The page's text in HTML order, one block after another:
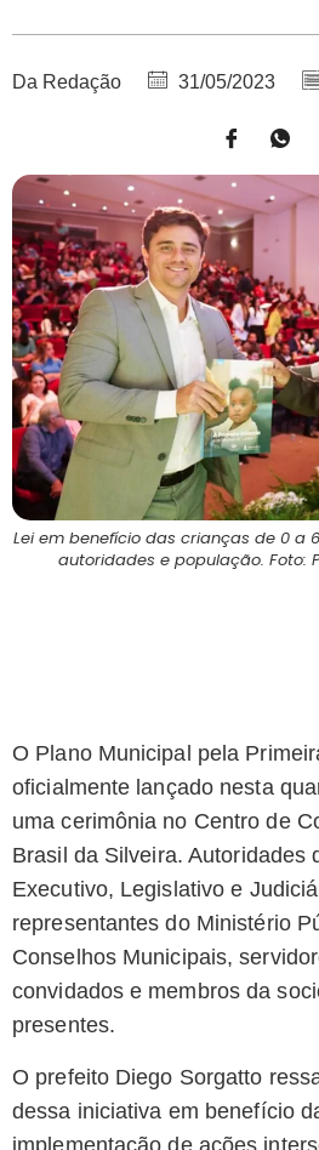
Da Redação 31/05/2023
Lei em benefício das crianças de 0 a
autoridades e população. Foto:
O Plano Municipal pela
oficialmente lançado nesta
uma cerimônia no Centro de
Brasil da Silveira. Autoridades
Executivo, Legislativo e
representantes do Ministério
Conselhos Municipais,
convidados e membros da
presentes.
O prefeito Diego Sorgatto
dessa iniciativa em benefício
implementação de ações